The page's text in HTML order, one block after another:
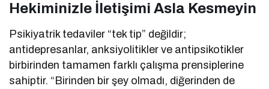
Hekiminizle İletişimi Asla Kesmeyin
Psikiyatrik tedaviler “tek tip” değildir;
antidepresanlar, anksiyolitikler ve antipsikotikler
birbirinden tamamen farklı çalışma prensiplerine
sahiptir. “Birinden bir şey olmadı, diğerinden de